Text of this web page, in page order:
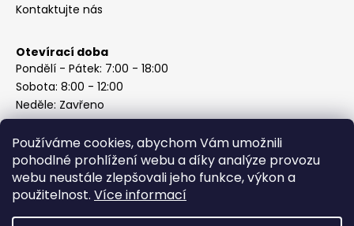
Používáme cookies, abychom Vám umožnili
pohodlné prohlížení webu a díky analýze provozu
webu neustále zlepšovali jeho funkce, výkon a
použitelnost. Více informací
Kontaktujte nás
Otevírací doba
Pondělí - Pátek: 7:00 - 18:00
Sobota: 8:00 - 12:00
Neděle: Zavřeno
Instagram